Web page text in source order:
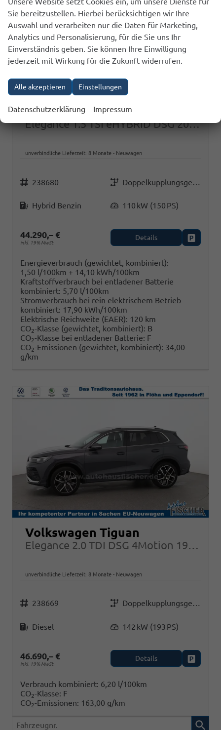
Volkswagen Tiguan
Elegance 1.5 TSI eHYBRID DSG 204PS LED-Plus 18" Elektr. Heckklappe Alarm ACC
unverbindliche Lieferzeit: 8 Monate Neuwagen
Fahrzeugnr.
238680
Getriebe
Doppelkupplungsgetriebe (DSG)
Hybrid Benzin 110 kW (150 PS)
44.290,– €
inkl. 19% MwSt.
Details
Energieverbrauch (gewichtet, kombiniert):
1,50 l/100km + 14,10 kWh/100km
Kraftstoffverbrauch bei entladener Batterie
kombiniert: 5,70 l/100km
Stromverbrauch bei rein elektrischem Betrieb
kombiniert: 17,90 kWh/100km
Elektrische Reichweite (EAER): 120 km
CO2-Klasse (gewichtet, kombiniert): B
CO2-Klasse bei entladener Batterie: F
CO2-Emissionen (gewichtet, kombiniert): 34,00
g/km
Volkswagen Tiguan
Elegance 2.0 TDI DSG 4Motion 193PS LED-Plus 18" Elektr. Heckklappe Alarm ACC
unverbindliche Lieferzeit: 8 Monate Neuwagen
Fahrzeugnr.
238669
Getriebe
Doppelkupplungsgetriebe (DSG)
Diesel 142 kW (193 PS)
46.690,– €
inkl. 19% MwSt.
Details
Verbrauch kombiniert: 6,20 l/100km
CO2-Klasse: F
CO2-Emissionen: 163,00 g/km
Fahrzeugnr.
Sie bereitzustellen. Hierbei berücksichtigen wir Ihre
Auswahl und verarbeiten nur die Daten für Marketing,
Analytics und Personalisierung, für die Sie uns Ihr
Einverständnis geben. Sie können Ihre Einwilligung
jederzeit mit Wirkung für die Zukunft widerrufen.
Alle akzeptieren Einstellungen
Datenschutzerklärung Impressum